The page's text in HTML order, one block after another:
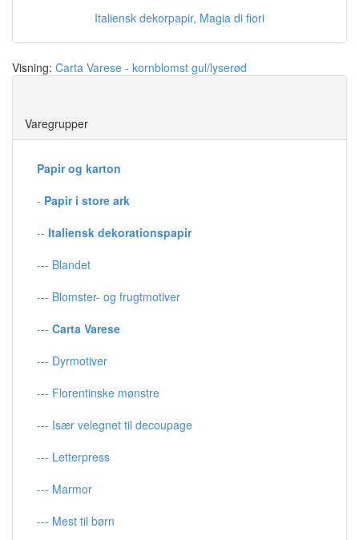
Italiensk dekorpapir, Magia di fiori
Visning: Carta Varese - kornblomst gul/lyserød
Varegrupper
Papir og karton
- Papir i store ark
-- Italiensk dekorationspapir
--- Blandet
--- Blomster- og frugtmotiver
--- Carta Varese
--- Dyrmotiver
--- Florentinske mønstre
--- Især velegnet til decoupage
--- Letterpress
--- Marmor
--- Mest til børn